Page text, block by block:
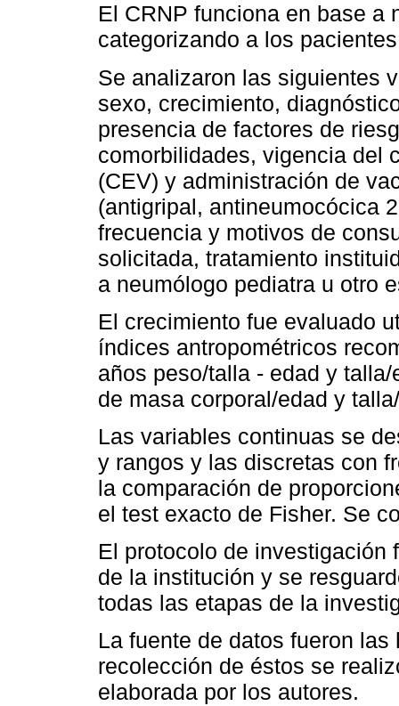
El CRNP funciona en base a
categorizando a los
Se analizaron las siguientes
sexo, crecimiento,
presencia de factores de
comorbilidades, vigencia del
(CEV) y administración de
(antigripal, antineumocócica
frecuencia y motivos de
solicitada, tratamiento
a neumólogo pediatra u otro
El crecimiento fue evaluado
índices antropométricos
años peso/talla - edad y
de masa corporal/edad y
Las variables continuas se
y rangos y las discretas con
la comparación de
el test exacto de Fisher. Se
El protocolo de investigación
de la institución y se
todas las etapas de la
La fuente de datos fueron
recolección de éstos se
elaborada por los autores.